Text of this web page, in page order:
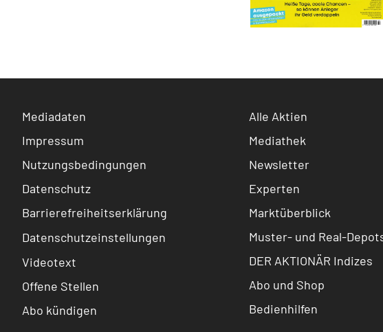
Mediadaten
Impressum
Nutzungsbedingungen
Datenschutz
Barrierefreiheitserklärung
Datenschutzeinstellungen
Videotext
Offene Stellen
Abo kündigen
Alle Aktien
Mediathek
Newsletter
Experten
Marktüberblick
Muster- und Real-
DER AKTIONÄR Indizes
Abo und Shop
Bedienhilfen